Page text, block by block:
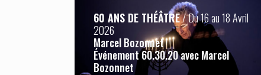
60 ANS DE THÉÂTRE/ Du 16 au 18 Avril
2026
Marcel Bozonnet
Événement 60.30.20 avec Marcel
Bozonnet